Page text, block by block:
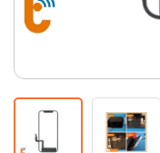
Thay vỏ